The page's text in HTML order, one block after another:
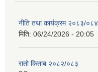
नीति तथा कार्यक्रम २०८३/०८४
मिति: 06/24/2026 - 20:05
रातो किताब २०८२/०८३